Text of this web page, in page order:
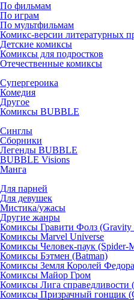
По фильмам
По играм
По мультфильмам
Комикс-версии литературных
Детские комиксы
Комиксы для подростков
Отечественные комиксы
Супергероика
Комедия
Другое
Комиксы BUBBLE
Синглы
Сборники
Легенды BUBBLE
BUBBLE Visions
Манга
Для парней
Для девушек
Мистика/ужасы
Другие жанры
Комиксы Гравити Фолз (Gravity
Комиксы Marvel Universe
Комиксы Человек-паук (Spider-
Комиксы Бэтмен (Batman)
Комиксы Земля Королей
Комиксы Майор Гром
Комиксы Лига справедливости
Комиксы Призрачный гонщик